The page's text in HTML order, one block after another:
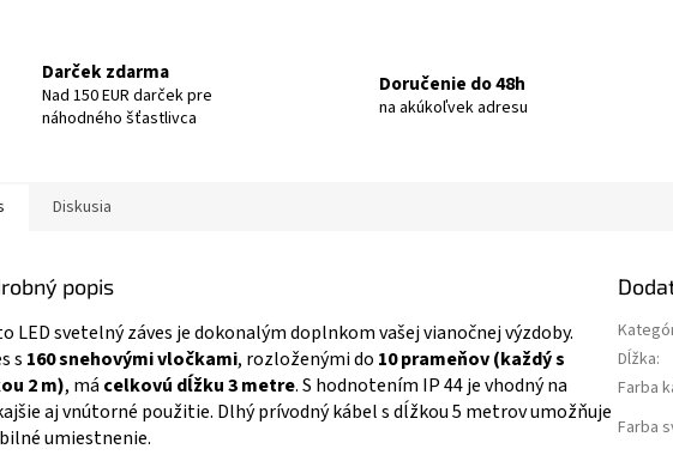
Darček zdarma
Nad 150 EUR darček pre
náhodného šťastlivca
Doručenie do 48h
na akúkoľvek adresu
Diskusia
popis
LED svetelný záves je dokonalým doplnkom vašej vianočnej výzdoby.
s 160 snehovými vločkami, rozloženými do 10 prameňov (každý s
2 m), má celkovú dĺžku 3 metre. S hodnotením IP 44 je vhodný na
aj vnútorné použitie. Dlhý prívodný kábel s dĺžkou 5 metrov umožňuje
umiestnenie.
Dĺžka:
Farba
Farba